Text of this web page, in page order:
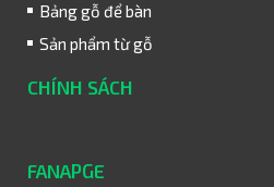
Bảng gỗ để bàn
Sản phẩm từ gỗ
CHÍNH SÁCH
FANAPGE